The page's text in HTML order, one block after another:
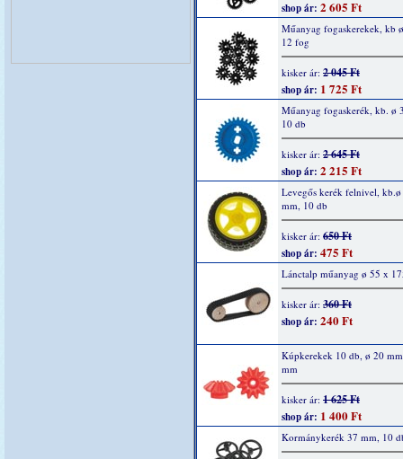
shop ár: 2 605 Ft
Műanyag fogaskerekek, kb
12 fog
kisker ár: 2 045 Ft
shop ár: 1 725 Ft
Műanyag fogaskerék, kb. ø
10 db
kisker ár: 2 645 Ft
shop ár: 2 215 Ft
Levegős kerék felnivel,
mm, 10 db
kisker ár: 650 Ft
shop ár: 475 Ft
Lánctalp műanyag ø 55 x
kisker ár: 360 Ft
shop ár: 240 Ft
Kúpkerekek 10 db, ø 20
mm
kisker ár: 1 625 Ft
shop ár: 1 400 Ft
Kormánykerék 37 mm, 10